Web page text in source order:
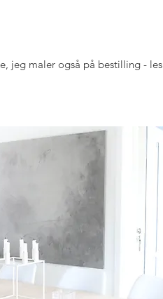
jeg maler også på bestilling - les